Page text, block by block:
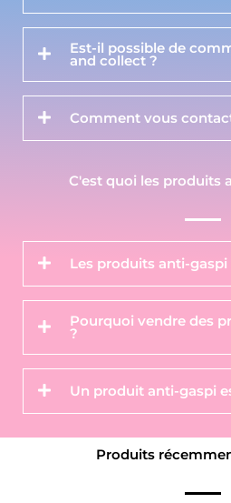
Est-il possible de
and collect ?
Comment vous
C'est quoi les produits
Les produits anti-
Pourquoi vendre des
?
Un produit anti-gaspi
Produits